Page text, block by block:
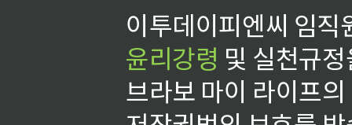
이투데이피엔씨 임
윤리강령 및 실천규
브라보 마이 라이프